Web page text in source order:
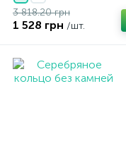
3 818.20 грн
1 528 грн /шт.